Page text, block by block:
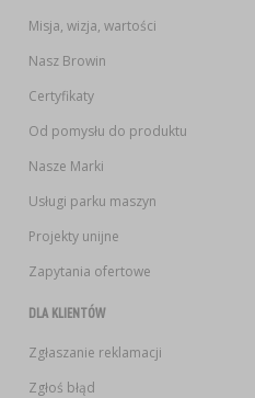
Misja, wizja, wartości
Nasz Browin
Certyfikaty
Od pomysłu do produktu
Nasze Marki
Usługi parku maszyn
Projekty unijne
Zapytania ofertowe
DLA KLIENTÓW
Zgłaszanie reklamacji
Zgłoś błąd